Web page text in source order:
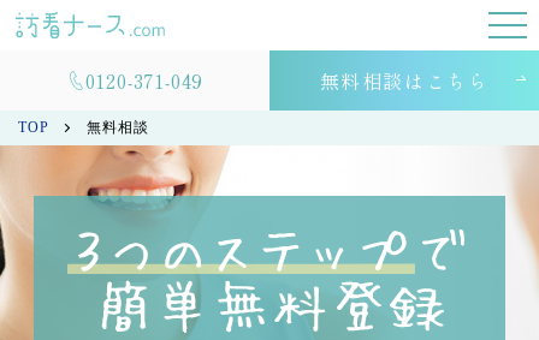
0120-371-049 無料相談はこちら
TOP 無料相談